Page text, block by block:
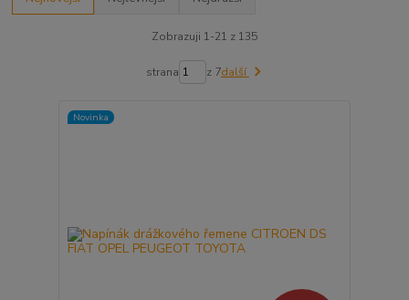
Zobrazuji 1-21 z 135
strana z 7další
Novinka